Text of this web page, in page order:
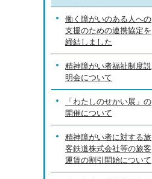
働く障がいのある人への
支援のための連携協定を
締結しました
精神障がい者福祉制度説
明会について
「わたしのせかい展」の
開催について
精神障がい者に対する旅
客鉄道株式会社等の旅客
運賃の割引開始について